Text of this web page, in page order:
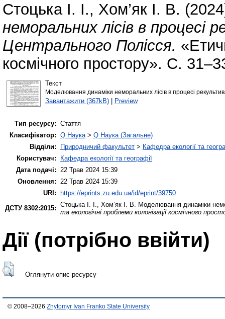
Стоцька І. І., Хом’як І. В.
неморальних лісів в процесі
Центрального Полісся.
космічного простору». С.
Текст
Моделювання динаміки неморальних лісів в процесі
Завантажити (367kB)| Preview
Тип ресурсу: Стаття
Класифікатор: Q Наука> Q Наука (Загальне)
Відділи:
Природничий факультет > Кафедра екології та
Користувач:
Кафедра екології та географії
Дата подачі: 22 Трав 2024 15:39
Оновлення: 22 Трав 2024 15:39
URI:
https://eprints.zu.edu.ua/id/eprint/39750
ДСТУ 8302:2015: Стоцька І. І., Хом’як І. В. Моделювання динаміки
та екологічні проблеми колонізації космічного
Дії ​​(потрібно ввійти)
Оглянути опис ресурсу
© 2008–2026 Zhytomyr Ivan Franko State University